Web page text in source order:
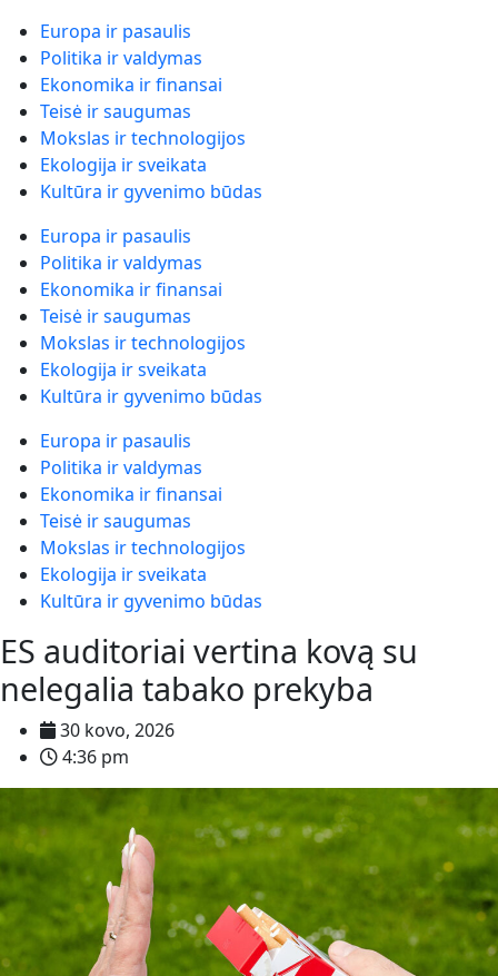
Europa ir pasaulis
Politika ir valdymas
Ekonomika ir finansai
Teisė ir saugumas
Mokslas ir technologijos
Ekologija ir sveikata
Kultūra ir gyvenimo būdas
Europa ir pasaulis
Politika ir valdymas
Ekonomika ir finansai
Teisė ir saugumas
Mokslas ir technologijos
Ekologija ir sveikata
Kultūra ir gyvenimo būdas
Europa ir pasaulis
Politika ir valdymas
Ekonomika ir finansai
Teisė ir saugumas
Mokslas ir technologijos
Ekologija ir sveikata
Kultūra ir gyvenimo būdas
ES auditoriai vertina kovą su
nelegalia tabako prekyba
30 kovo, 2026
4:36 pm